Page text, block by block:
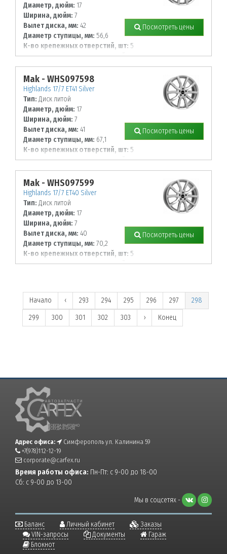
Диаметр, дюйм: 17
Ширина, дюйм: 7
Вылет диска, мм: 42
Диаметр ступицы, мм: 56,6
К-во крепежных отверстий, шт: 5
Диаметр располож. отверстий, мм:
105
Посмотреть цены
Mak - WHS097598
Highlands 17/7 ET41 Silver
Тип: Диск литой
Диаметр, дюйм: 17
Ширина, дюйм: 7
Вылет диска, мм: 41
Диаметр ступицы, мм: 67,1
К-во крепежных отверстий, шт: 5
Диаметр располож. отверстий, мм:
120
Посмотреть цены
Mak - WHS097599
Highlands 17/7 ET40 Silver
Тип: Диск литой
Диаметр, дюйм: 17
Ширина, дюйм: 7
Вылет диска, мм: 40
Диаметр ступицы, мм: 70,2
К-во крепежных отверстий, шт: 5
Диаметр располож. отверстий, мм:
Посмотреть цены
Начало ‹ 293 294 295 296 297
298
299
300 301 302 303 › Конец
Адрес офиса:
Симферополь ул. Калинина 59
+7(978)112-12-19
corporate@carfex.ru
Время работы офиса: Пн-Пт: с 9-00 до 18-00
Сб: с 9-00 до 13-00
Мы в соцсетях -
Баланс Личный кабинет
Заказы
VIN-запросы
Документы
Гараж
Блокнот